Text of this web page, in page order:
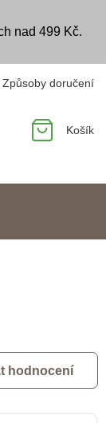
nad 499 Kč.
Způsoby doručení
Košík
hodnocení